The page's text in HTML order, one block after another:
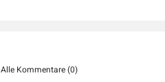
Alle Kommentare (0)